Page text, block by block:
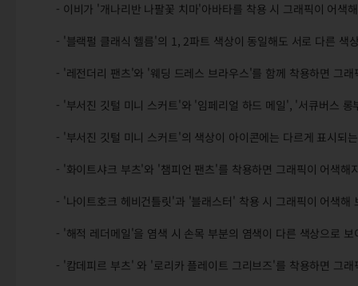
- 이비가 '개나리반 나팔꽃 치마'아바타를 착용 시 그래픽이 어색
- '블랙펄 클래식 헬름'의 1, 2파트 색상이 동일해도 서로 다른 색
- '레전더리 팬츠'와 '웨딩 드레스 브라우스'를 함께 착용하면 그
- '부서진 깃털 미니 스커트'와 '임페리얼 하드 메일', '서큐버스
- '부서진 깃털 미니 스커트'의 색상이 아이콘에는 다르게 표시되
- '화이트샤크 부츠'와 '챔피언 팬츠'를 착용하면 그래픽이 어색해
- '나이트호크 헤비건틀릿'과 '블래스터' 착용 시 그래픽이 어색해
- '해적 레더메일'을 염색 시 손목 부분의 염색이 다른 색상으로
- '캄데피르 부츠' 와 '로리카 플레이트 그리브즈'를 착용하면 그